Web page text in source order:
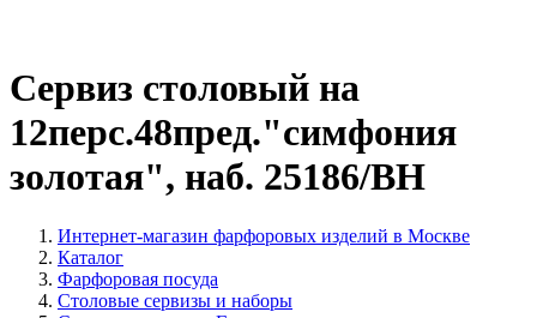
Сервиз столовый на
12перс.48пред."симфония
золотая", наб. 25186/BH
Интернет-магазин фарфоровых изделий в Москве
Каталог
Фарфоровая посуда
Столовые сервизы и наборы